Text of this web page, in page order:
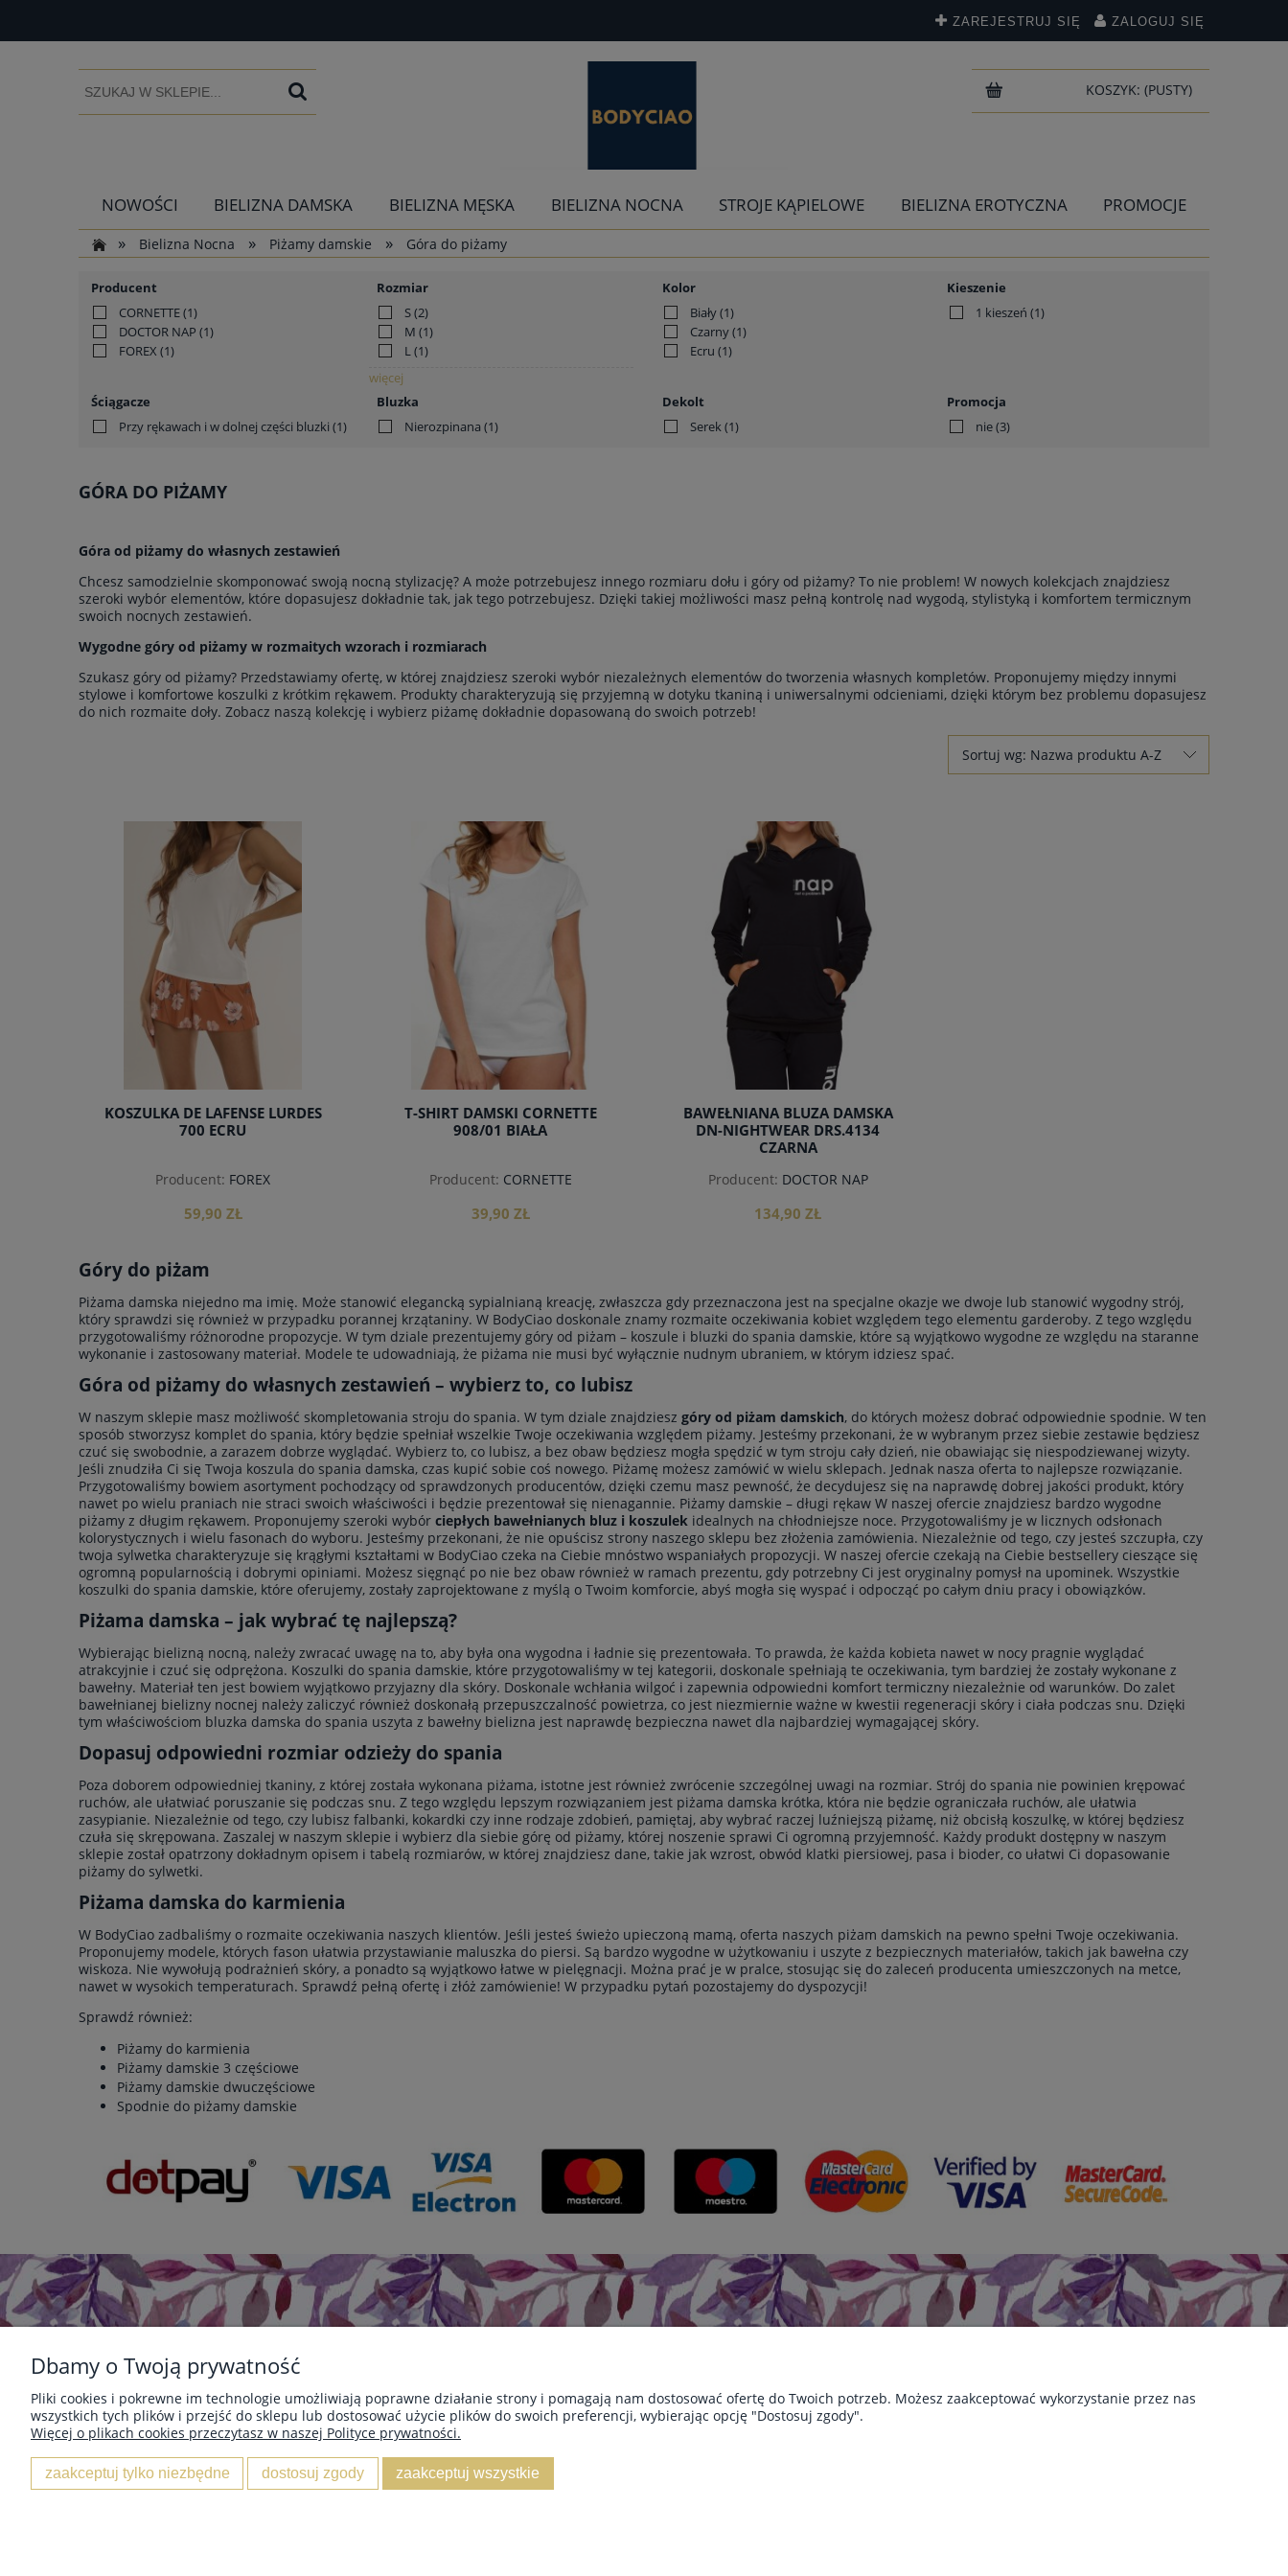
ZAREJESTRUJ SIĘ ZALOGUJ SIĘ
KOSZYK: (PUSTY)
NOWOŚCI BIELIZNA DAMSKA BIELIZNA MĘSKA BIELIZNA NOCNA STROJE KĄPIELOWE BIELIZNA EROTYCZNA
PROMOCJE
»
Bielizna Nocna » Piżamy damskie » Góra do piżamy
Producent
CORNETTE(1)
DOCTOR NAP (1)
FOREX (1)
Rozmiar
S(2)
M (1)
L(1)
więcej
Kolor
Biały(1)
Czarny(1)
Ecru (1)
Kieszenie
1 kieszeń (1)
Ściągacze
Przy rękawach i w dolnej części bluzki (1)
Bluzka
Nierozpinana (1)
Dekolt
Serek(1)
Promocja
nie(3)
GÓRA DO PIŻAMY
Góra od piżamy do własnych zestawień
Chcesz samodzielnie skomponować swoją nocną stylizację? A może potrzebujesz innego rozmiaru dołu i góry od piżamy? To nie problem! W nowych kolekcjach znajdziesz
szeroki wybór elementów, które dopasujesz dokładnie tak, jak tego potrzebujesz. Dzięki takiej możliwości masz pełną kontrolę nad wygodą, stylistyką i komfortem termicznym
swoich nocnych zestawień.
Wygodne góry od piżamy w rozmaitych wzorach i rozmiarach
Szukasz góry od piżamy? Przedstawiamy ofertę, w której znajdziesz szeroki wybór niezależnych elementów do tworzenia własnych kompletów. Proponujemy między innymi
stylowe i komfortowe koszulki z krótkim rękawem. Produkty charakteryzują się przyjemną w dotyku tkaniną i uniwersalnymi odcieniami, dzięki którym bez problemu dopasujesz
do nich rozmaite doły. Zobacz naszą kolekcję i wybierz piżamę dokładnie dopasowaną do swoich potrzeb!
Sortuj wg: Nazwa produktu A-Z
KOSZULKA DE LAFENSE LURDES
700 ECRU
Producent: FOREX
59,90 ZŁ
do koszyka
T-SHIRT DAMSKI CORNETTE
908/01 BIAŁA
Producent: CORNETTE
39,90 ZŁ
powiadom o dostępności
BAWEŁNIANA BLUZA DAMSKA
DN-NIGHTWEAR DRS.4134
CZARNA
Producent: DOCTOR NAP
134,90 ZŁ
do koszyka
Góry do piżam
Piżama damska niejedno ma imię. Może stanowić elegancką sypialnianą kreację, zwłaszcza gdy przeznaczona jest na specjalne okazje we dwoje lub stanowić wygodny strój,
który sprawdzi się również w przypadku porannej krzątaniny. W BodyCiao doskonale znamy rozmaite oczekiwania kobiet względem tego elementu garderoby. Z tego względu
przygotowaliśmy różnorodne propozycje. W tym dziale prezentujemy góry od piżam – koszule i bluzki do spania damskie, które są wyjątkowo wygodne ze względu na staranne
wykonanie i zastosowany materiał. Modele te udowadniają, że piżama nie musi być wyłącznie nudnym ubraniem, w którym idziesz spać.
Góra od piżamy do własnych zestawień – wybierz to, co lubisz
W naszym sklepie masz możliwość skompletowania stroju do spania. W tym dziale znajdziesz góry od piżam damskich, do których możesz dobrać odpowiednie spodnie. W ten
sposób stworzysz komplet do spania, który będzie spełniał wszelkie Twoje oczekiwania względem piżamy. Jesteśmy przekonani, że w wybranym przez siebie zestawie będziesz
czuć się swobodnie, a zarazem dobrze wyglądać. Wybierz to, co lubisz, a bez obaw będziesz mogła spędzić w tym stroju cały dzień, nie obawiając się niespodziewanej wizyty.
Jeśli znudziła Ci się Twoja koszula do spania damska, czas kupić sobie coś nowego. Piżamę możesz zamówić w wielu sklepach. Jednak nasza oferta to najlepsze rozwiązanie.
Przygotowaliśmy bowiem asortyment pochodzący od sprawdzonych producentów, dzięki czemu masz pewność, że decydujesz się na naprawdę dobrej jakości produkt, który
nawet po wielu praniach nie straci swoich właściwości i będzie prezentował się nienagannie. Piżamy damskie – długi rękaw W naszej ofercie znajdziesz bardzo wygodne
piżamy z długim rękawem. Proponujemy szeroki wybór ciepłych bawełnianych bluz i koszulek idealnych na chłodniejsze noce. Przygotowaliśmy je w licznych odsłonach
kolorystycznych i wielu fasonach do wyboru. Jesteśmy przekonani, że nie opuścisz strony naszego sklepu bez złożenia zamówienia. Niezależnie od tego, czy jesteś szczupła, czy
twoja sylwetka charakteryzuje się krągłymi kształtami w BodyCiao czeka na Ciebie mnóstwo wspaniałych propozycji. W naszej ofercie czekają na Ciebie bestsellery cieszące się
ogromną popularnością i dobrymi opiniami. Możesz sięgnąć po nie bez obaw również w ramach prezentu, gdy potrzebny Ci jest oryginalny pomysł na upominek. Wszystkie
koszulki do spania damskie, które oferujemy, zostały zaprojektowane z myślą o Twoim komforcie, abyś mogła się wyspać i odpocząć po całym dniu pracy i obowiązków.
Piżama damska – jak wybrać tę najlepszą?
Wybierając bielizną nocną, należy zwracać uwagę na to, aby była ona wygodna i ładnie się prezentowała. To prawda, że każda kobieta nawet w nocy pragnie wyglądać
atrakcyjnie i czuć się odprężona. Koszulki do spania damskie, które przygotowaliśmy w tej kategorii, doskonale spełniają te oczekiwania, tym bardziej że zostały wykonane z
bawełny. Materiał ten jest bowiem wyjątkowo przyjazny dla skóry. Doskonale wchłania wilgoć i zapewnia odpowiedni komfort termiczny niezależnie od warunków. Do zalet
bawełnianej bielizny nocnej należy zaliczyć również doskonałą przepuszczalność powietrza, co jest niezmiernie ważne w kwestii regeneracji skóry i ciała podczas snu. Dzięki
tym właściwościom bluzka damska do spania uszyta z bawełny bielizna jest naprawdę bezpieczna nawet dla najbardziej wymagającej skóry.
Dopasuj odpowiedni rozmiar odzieży do spania
Poza doborem odpowiedniej tkaniny, z której została wykonana piżama, istotne jest również zwrócenie szczególnej uwagi na rozmiar. Strój do spania nie powinien krępować
ruchów, ale ułatwiać poruszanie się podczas snu. Z tego względu lepszym rozwiązaniem jest piżama damska krótka, która nie będzie ograniczała ruchów, ale ułatwia
zasypianie. Niezależnie od tego, czy lubisz falbanki, kokardki czy inne rodzaje zdobień, pamiętaj, aby wybrać raczej luźniejszą piżamę, niż obcisłą koszulkę, w której będziesz
czuła się skrępowana. Zaszalej w naszym sklepie i wybierz dla siebie górę od piżamy, której noszenie sprawi Ci ogromną przyjemność. Każdy produkt dostępny w naszym
sklepie został opatrzony dokładnym opisem i tabelą rozmiarów, w której znajdziesz dane, takie jak wzrost, obwód klatki piersiowej, pasa i bioder, co ułatwi Ci dopasowanie
piżamy do sylwetki.
Piżama damska do karmienia
W BodyCiao zadbaliśmy o rozmaite oczekiwania naszych klientów. Jeśli jesteś świeżo upieczoną mamą, oferta naszych piżam damskich na pewno spełni Twoje oczekiwania.
Proponujemy modele, których fason ułatwia przystawianie maluszka do piersi. Są bardzo wygodne w użytkowaniu i uszyte z bezpiecznych materiałów, takich jak bawełna czy
wiskoza. Nie wywołują podrażnień skóry, a ponadto są wyjątkowo łatwe w pielęgnacji. Można prać je w pralce, stosując się do zaleceń producenta umieszczonych na metce,
nawet w wysokich temperaturach. Sprawdź pełną ofertę i złóż zamówienie! W przypadku pytań pozostajemy do dyspozycji!
Sprawdź również:
Piżamy do karmienia
Piżamy damskie 3 częściowe
Piżamy damskie dwuczęściowe
Spodnie do piżamy damskie
POMOC
Zwroty i wymiany
Gwarancja i reklamacje
PŁATNOŚCI I DOSTAWA
Formy płatności
Dostawa i koszty przesyłki
Blog
Jak kupować?
Dbamy o Twoją prywatność
Pliki cookies i pokrewne im technologie umożliwiają poprawne działanie strony i pomagają nam dostosować ofertę do Twoich potrzeb. Możesz zaakceptować wykorzystanie przez nas
wszystkich tych plików i przejść do sklepu lub dostosować użycie plików do swoich preferencji, wybierając opcję "Dostosuj zgody".
Więcej o plikach cookies przeczytasz w naszej Polityce prywatności.
zaakceptuj tylko niezbędne dostosuj zgody zaakceptuj wszystkie